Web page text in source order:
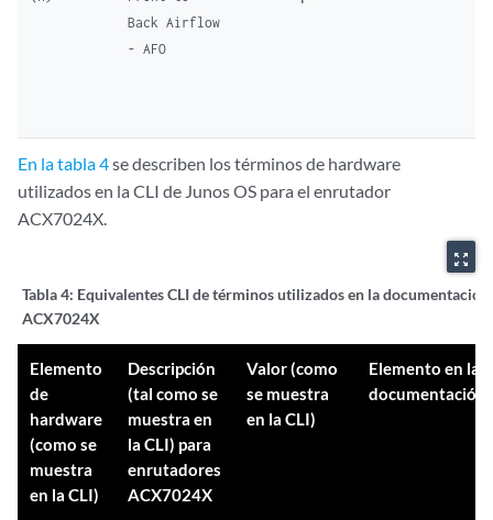
Back Airflow
- AFO
En la tabla 4se describen los términos de hardware
utilizados en la CLI de Junos OS para el enrutador
ACX7024X.
zoom_out_map
Tabla 4: Equivalentes CLI de términos utilizados en la
ACX7024X
Elemento
de
hardware
(como se
muestra
en la CLI)
Descripción
(tal como se
muestra en
la CLI) para
enrutadores
ACX7024X
Valor (como
se muestra
en la CLI)
Elemento en la
documentación